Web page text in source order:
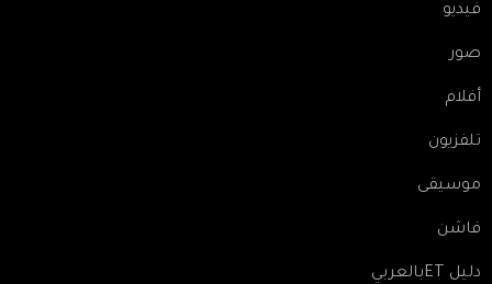
فيديو
صور
أفلام
تلفزيون
موسيقى
فاشن
دليل ETبالعربي